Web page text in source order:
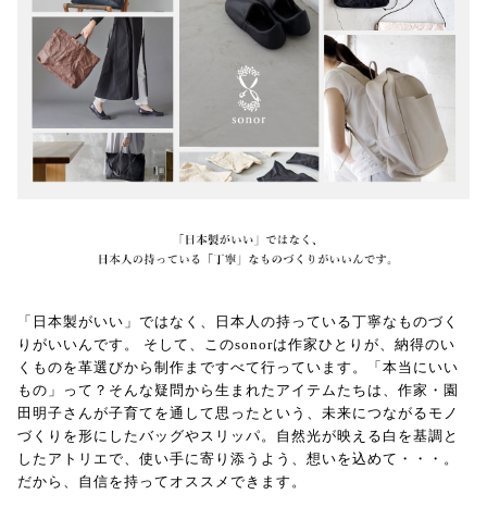
「日本製がいい」ではなく、日本人の持っている丁寧なものづく
りがいいんです。 そして、このsonorは作家ひとりが、納得のい
くものを革選びから制作まですべて行っています。「本当にいい
もの」って？そんな疑問から生まれたアイテムたちは、作家・園
田明子さんが子育てを通して思ったという、未来につながるモノ
づくりを形にしたバッグやスリッパ。自然光が映える白を基調と
したアトリエで、使い手に寄り添うよう、想いを込めて・・・。
だから、自信を持ってオススメできます。